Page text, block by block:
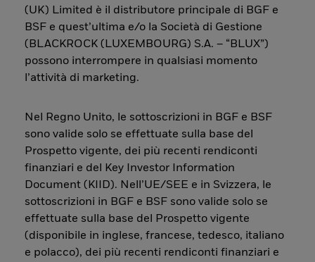
(UK) Limited è il distributore principale di BGF e
BSF e quest’ultima e/o la Società di Gestione
(BLACKROCK (LUXEMBOURG) S.A. – “BLUX”)
possono interrompere in qualsiasi momento
l’attività di marketing.
Nel Regno Unito, le sottoscrizioni in BGF e BSF
sono valide solo se effettuate sulla base del
Prospetto vigente, dei più recenti rendiconti
finanziari e del Key Investor Information
Document (KIID). Nell’UE/SEE e in Svizzera, le
sottoscrizioni in BGF e BSF sono valide solo se
effettuate sulla base del Prospetto vigente
(disponibile in inglese, francese, tedesco, italiano
e polacco), dei più recenti rendiconti finanziari e